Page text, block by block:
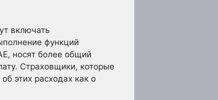
включать
функций
носят более общий
Страховщики, которые
этих расходах как о